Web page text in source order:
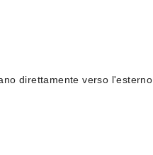
direttamente verso l'esterno